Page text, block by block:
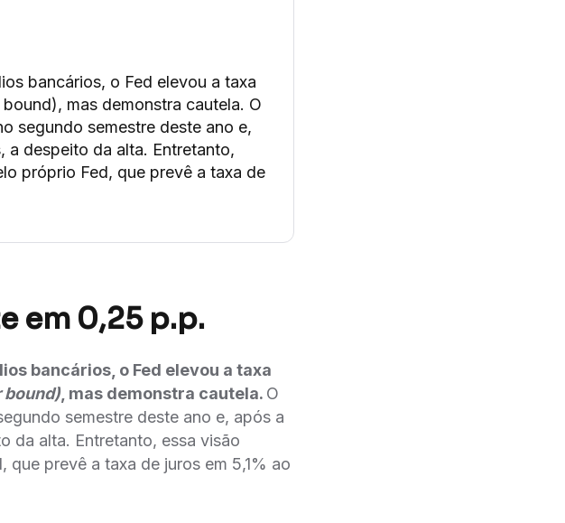
bancários, o Fed elevou a taxa
mas demonstra cautela. O
segundo semestre deste ano e,
a despeito da alta. Entretanto,
próprio Fed, que prevê a taxa de
em 0,25 p.p.
bancários, o Fed elevou a taxa
bound) , mas demonstra cautela. O
semestre deste ano e, após a
da alta. Entretanto, essa visão
prevê a taxa de juros em 5,1% ao